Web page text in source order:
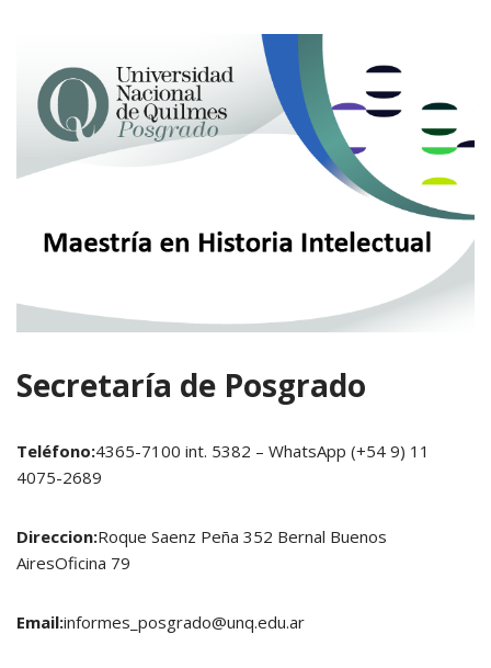
Secretaría de Posgrado
Teléfono:4365-7100 int. 5382 – WhatsApp (+54 9) 11
4075-2689
Direccion:Roque Saenz Peña 352 Bernal Buenos
AiresOficina 79
Email:informes_posgrado@unq.edu.ar